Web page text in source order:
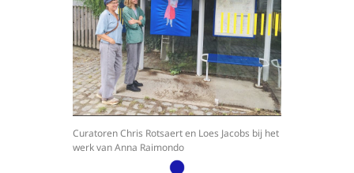
Curatoren Chris Rotsaert en Loes Jacobs bij het
werk van Anna Raimondo